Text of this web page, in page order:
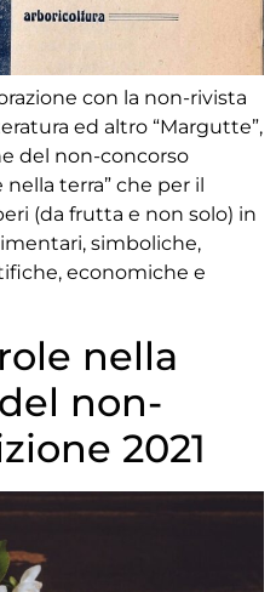
con la non-rivista
ed altro “Margutte”,
del non-concorso
terra” che per il
(da frutta e non solo) in
simboliche,
economiche e
nella
non-
2021